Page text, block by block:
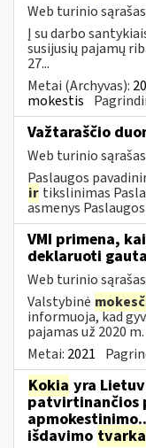
Web turinio sąrašas
Į su darbo
susijusių pajamų
27...
Metai (Archyvas):
mokestis
Važtaraščio
Web turinio sąrašas
Paslaugos
ir tikslinimas
asmenys
VMI primena,
deklaruoti
Web turinio sąrašas
Valstybinė
informuoja, kad
pajamas už 2020
Metai: 2021
Kokia yra
patvirtinančios
išdavimo tvarka